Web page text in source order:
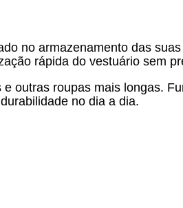
no armazenamento das
rápida do vestuário sem
outras roupas mais longas.
no dia a dia.